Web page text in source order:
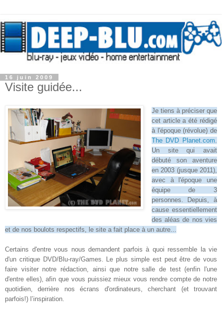
16 juin 2009
Visite guidée...
Je tiens à préciser que
cet article a été rédigé
à l'époque (révolue) de
The DVD Planet.com.
Un site qui avait
débuté son aventure
en 2003 (jusque 2011),
avec à l'époque une
équipe de 3
personnes. Depuis, à
cause essentiellement
des aléas de nos vies
et de nos boulots respectifs, le site a fait place à un autre...
Certains d'entre vous nous demandent parfois à quoi ressemble la vie
d'un critique DVD/Blu-ray/Games. Le plus simple est peut être de vous
faire visiter notre rédaction, ainsi que notre salle de test (enfin l'une
d'entre elles), afin que vous puissiez mieux vous rendre compte de notre
quotidien, derrière nos écrans d'ordinateurs, cherchant (et trouvant
parfois!) l’inspiration.